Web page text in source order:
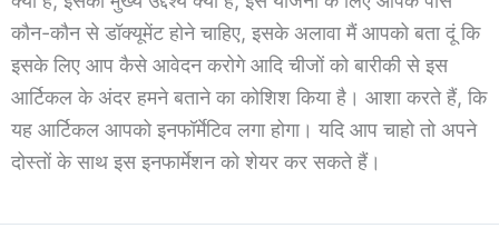
कौन-कौन से डॉक्यूमेंट होने चाहिए, इसके अलावा मैं आपको बता दूं कि
इसके लिए आप कैसे आवेदन करोगे आदि चीजों को बारीकी से इस
आर्टिकल के अंदर हमने बताने का कोशिश किया है। आशा करते हैं, कि
यह आर्टिकल आपको इनफॉर्मेटिव लगा होगा। यदि आप चाहो तो अपने
दोस्तों के साथ इस इनफार्मेशन को शेयर कर सकते हैं।